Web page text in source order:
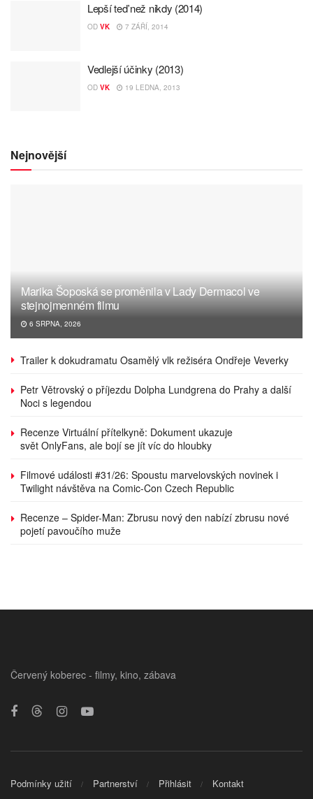
Lepší teď než nikdy (2014)
OD VK 7 ZÁŘÍ, 2014
Vedlejší účinky (2013)
OD VK 19 LEDNA, 2013
Nejnovější
Marika Šoposká se proměnila v Lady Dermacol ve
stejnojmenném filmu
6 SRPNA, 2026
Trailer k dokudramatu Osamělý vlk režiséra Ondřeje Veverky
Petr Větrovský o příjezdu Dolpha Lundgrena do Prahy a další
Noci s legendou
Recenze Virtuální přítelkyně: Dokument ukazuje
svět OnlyFans, ale bojí se jít víc do hloubky
Filmové události #31/26: Spoustu marvelovských novinek i
Twilight návštěva na Comic-Con Czech Republic
Recenze – Spider-Man: Zbrusu nový den nabízí zbrusu nové
pojetí pavoučího muže
Červený koberec - filmy, kino, zábava
Podmínky užití Partnerství Přihlásit Kontakt